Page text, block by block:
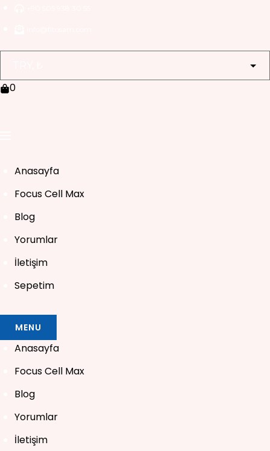
0
Anasayfa
Focus Cell Max
Blog
Yorumlar
İletişim
Sepetim
MENU
Anasayfa
Focus Cell Max
Blog
Yorumlar
İletişim